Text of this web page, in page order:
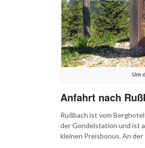
Um
Anfahrt nach
Rußbach ist vom
der Gondelstation und ist
kleinen Preisbonus. An